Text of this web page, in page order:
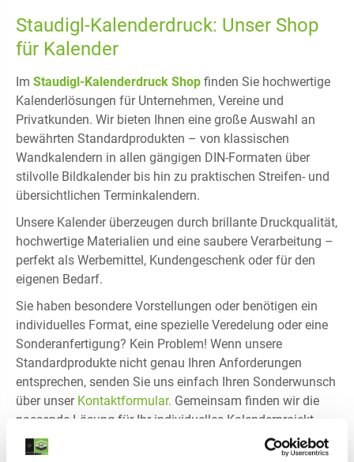
Staudigl-Kalenderdruck: Unser Shop
für Kalender
Im Staudigl-Kalenderdruck Shop finden Sie hochwertige
Kalenderlösungen für Unternehmen, Vereine und
Privatkunden. Wir bieten Ihnen eine große Auswahl an
bewährten Standardprodukten – von klassischen
Wandkalendern in allen gängigen DIN-Formaten über
stilvolle Bildkalender bis hin zu praktischen Streifen- und
übersichtlichen Terminkalendern.
Unsere Kalender überzeugen durch brillante Druckqualität,
hochwertige Materialien und eine saubere Verarbeitung –
perfekt als Werbemittel, Kundengeschenk oder für den
eigenen Bedarf.
Sie haben besondere Vorstellungen oder benötigen ein
individuelles Format, eine spezielle Veredelung oder eine
Sonderanfertigung? Kein Problem! Wenn unsere
Standardprodukte nicht genau Ihren Anforderungen
entsprechen, senden Sie uns einfach Ihren Sonderwunsch
über unser Kontaktformular. Gemeinsam finden wir die
passende Lösung für Ihr individuelles Kalenderprojekt.
Unsere Kalender-Technik im Überblick